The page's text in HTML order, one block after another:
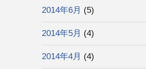
2014年6月 (5)
2014年5月 (4)
2014年4月 (4)